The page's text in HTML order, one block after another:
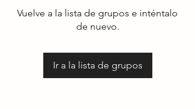
Vuelve a la lista de grupos e inténtalo
de nuevo.
Ir a la lista de grupos